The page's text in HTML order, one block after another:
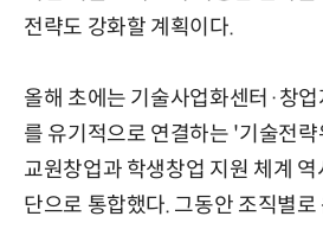
전략도 강화할 계획이다.
올해 초에는 기술사업화센터·창
를 유기적으로 연결하는 '기술전
교원창업과 학생창업 지원 체계
단으로 통합했다. 그동안 조직별로